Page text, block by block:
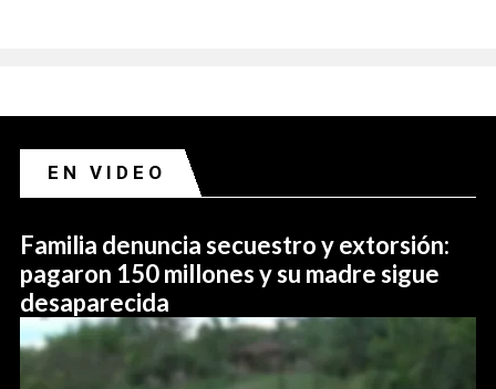
EN VIDEO
Familia denuncia secuestro y extorsión:
pagaron 150 millones y su madre sigue
desaparecida